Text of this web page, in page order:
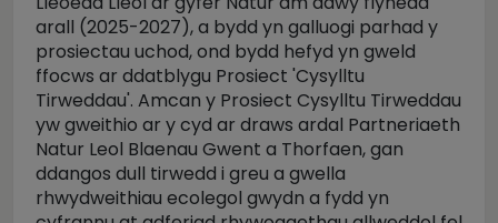
arall (2025-2027), a bydd yn galluogi parhad y
prosiectau uchod, ond bydd hefyd yn gweld
ffocws ar ddatblygu Prosiect 'Cysylltu
Tirweddau'. Amcan y Prosiect Cysylltu Tirweddau
yw gweithio ar y cyd ar draws ardal Partneriaeth
Natur Leol Blaenau Gwent a Thorfaen, gan
ddangos dull tirwedd i greu a gwella
rhwydweithiau ecolegol gwydn a fydd yn